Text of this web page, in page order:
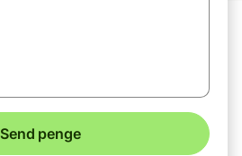
Send penge